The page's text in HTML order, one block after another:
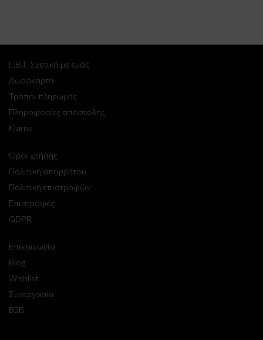
L.B.T. Σχετικά με εμάς
Δωροκάρτα
Τρόποι πληρωμής
Πληροφορίες αποστολής
Klarna
Όροι χρήσης
Πολιτική απορρήτου
Πολιτική επιστροφών
Επιστροφές
GDPR
Επικοινωνία
Blog
Wishlist
Συνεργασία
B2B